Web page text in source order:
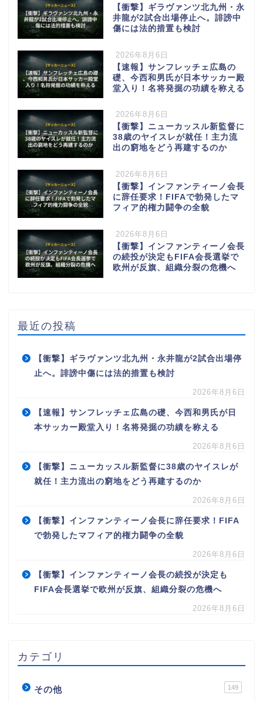
【衝撃】ギラヴァンツ北九州・永
井龍が2試合出場停止へ。誹謗中
傷には法的措置も検討
2026年8月6日
【速報】サンフレッチェ広島の
礎、今西和男氏が日本サッカー殿
堂入り！名将発掘の功績を称える
2026年8月6日
【衝撃】ニューカッスル新監督に
38歳のヤイスレが就任！主力流
出の窮地をどう再建するのか
2026年8月6日
【衝撃】インファンティーノ会長
に辞任要求！FIFAで勃発したマ
フィア的権力闘争の全貌
2026年8月6日
【衝撃】インファンティーノ会長
の続投が決定もFIFA会長選挙で
欧州が反旗、組織分裂の危機へ
最近の投稿
【衝撃】ギラヴァンツ北九州・永井龍が2試合出場停
止へ。誹謗中傷には法的措置も検討
2026年8月6日
【速報】サンフレッチェ広島の礎、今西和男氏が日
本サッカー殿堂入り！名将発掘の功績を称える
2026年8月6日
【衝撃】ニューカッスル新監督に38歳のヤイスレが
就任！主力流出の窮地をどう再建するのか
2026年8月6日
【衝撃】インファンティーノ会長に辞任要求！FIFA
で勃発したマフィア的権力闘争の全貌
2026年8月6日
【衝撃】インファンティーノ会長の続投が決定も
FIFA会長選挙で欧州が反旗、組織分裂の危機へ
2026年8月6日
カテゴリ
その他 149